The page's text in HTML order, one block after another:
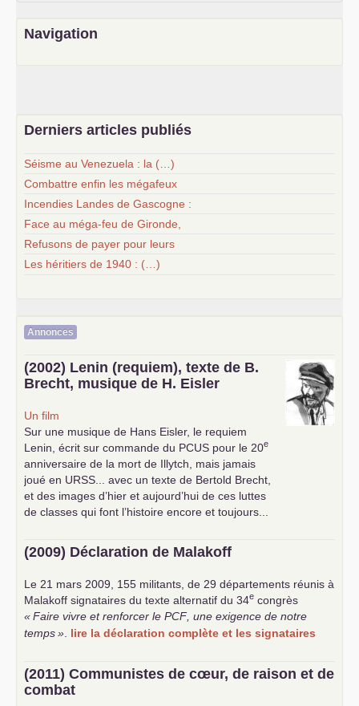
Navigation
Derniers articles publiés
Séisme au Venezuela : la (…)
Combattre enfin les mégafeux
Incendies Landes de Gascogne :
Face au méga-feu de Gironde,
Refusons de payer pour leurs
Les héritiers de 1940 : (…)
Annonces
(2002) Lenin (requiem), texte de B.
Brecht, musique de H. Eisler
Un film
Sur une musique de Hans Eisler, le requiem
Lenin, écrit sur commande du PCUS pour le 20e
anniversaire de la mort de Illytch, mais jamais
joué en URSS ... avec un texte de Bertold Brecht,
et des images d’hier et aujourd’hui de ces luttes
de classes qui font l’histoire encore et toujours...
(2009) Déclaration de Malakoff
Le 21 mars 2009, 155 militants, de 29 départements réunis à
Malakoff signataires du texte alternatif du 34e congrès
«Faire vivre et renforcer le PCF , une exigence de notre
temps» lire la déclaration complète et les signataires
(2011) Communistes de cœur, de raison et de
combat